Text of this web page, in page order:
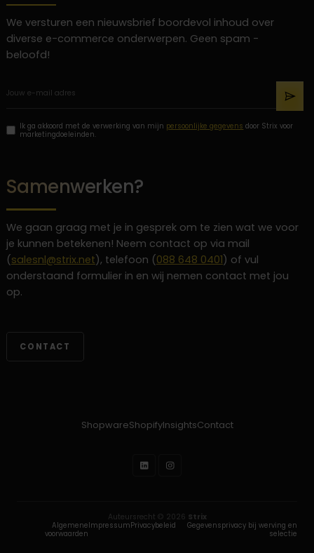
We versturen een nieuwsbrief boordevol inhoud over
diverse e-commerce onderwerpen. Geen spam -
beloofd!
Ik ga akkoord met de verwerking van mijn persoonlijke gegevens door Strix voor
marketingdoeleinden.
Samenwerken?
We gaan graag met je in gesprek om te zien wat we voor
je kunnen betekenen! Neem contact op via mail
(salesnl@strix.net), telefoon (088 648 0401) of vul
onderstaand formulier in en wij nemen contact met jou
op.
CONTACT
ShopwareShopifyInsightsContact
Auteursrecht © 2026 Strix
Algemene
voorwaarden
ImpressumPrivacybeleid
Gegevensprivacy bij werving en
selectie